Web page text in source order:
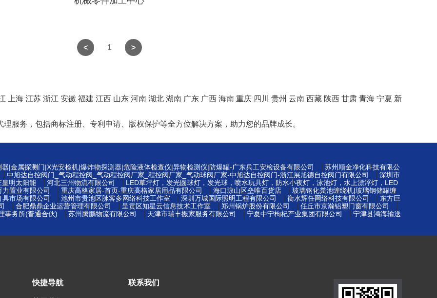
1
上海 江苏 浙江 安徽 福建 江西 山东 河南 湖北 湖南 广东 广西 海南 重庆 四川 贵州 云南 西藏 陕西 甘肃 青海 宁夏 新
服务，包括商标注册、专利申请、版权保护等全方位解决方案，助力您的品牌成长。
|金属探测门|X光安检机|爆炸物探测器|危险液体检查仪|异物检测仪|防爆罐-广东兵工安检设备有限公司 苏州顺金净化科技有限公
中旭达自控阀门_气动程控阀_气动程控阀厂家_程控阀厂家_气动球阀厂家-中旭达自控阀门-浙江展旭德自控阀门有限公司
深圳市
皇明太阳能
河北三州物流有限公司
LED草坪灯，发光圆球灯，发光球，喷水玩具灯，防水小夜灯，泳池灯，水上漂浮灯，LED
力置业有限公司
重庆高格家居-首页-重庆高格家居用品有限公司 海口琼山区垒唯百货店
玻璃钢化粪池缠绕机|玻璃钢储罐缠
具市场有限公司
池州市贵池区脉客多网络科技工作室 深圳万城国际照明工程有限公司 衡水辉任网络科技有限公司
东方巨
合肥鼎鼎企业运营管理有限公司 呈贡区知星云信息技术工作室 郑州锅炉股份有限公司 任丘市京瀚铝塑门窗有限公司
事务所(普通合伙) 苏州腾鹏物流有限公司 天津市瑞丰搬家服务有限公司 宁夏中宁枸杞产业集团有限公司 宁津县鸿海输送
快捷导航 联系我们